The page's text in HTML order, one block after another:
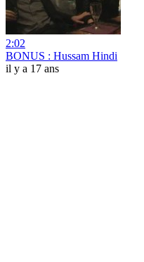
2:02
BONUS : Hussam Hindi
il y a 17 ans